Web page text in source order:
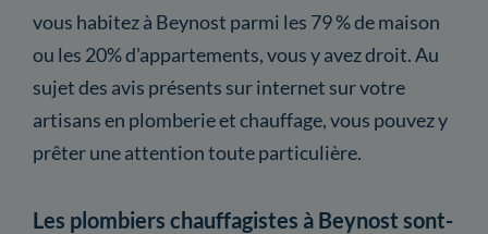
vous habitez à Beynost parmi les 79 % de maison
ou les 20% d'appartements, vous y avez droit. Au
sujet des avis présents sur internet sur votre
artisans en plomberie et chauffage, vous pouvez y
prêter une attention toute particulière.
Les plombiers chauffagistes à Beynost sont-